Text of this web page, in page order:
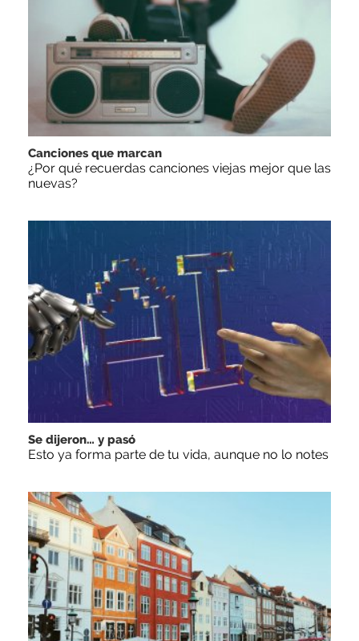
Canciones que marcan
¿Por qué recuerdas canciones viejas mejor que las
nuevas?
Se dijeron… y pasó
Esto ya forma parte de tu vida, aunque no lo notes